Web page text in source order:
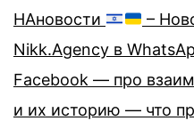
НАновости
–
Nikk.Agency в
Facebook — про
и их историю — что